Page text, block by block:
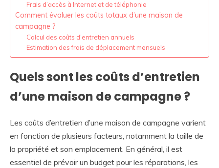
Frais d’accès à Internet et de téléphonie
Comment évaluer les coûts totaux d’une maison de
campagne ?
Calcul des coûts d’entretien annuels
Estimation des frais de déplacement mensuels
Quels sont les coûts d’entretien
d’une maison de campagne ?
Les coûts d’entretien d’une maison de campagne varient
en fonction de plusieurs facteurs, notamment la taille de
la propriété et son emplacement. En général, il est
essentiel de prévoir un budget pour les réparations, les